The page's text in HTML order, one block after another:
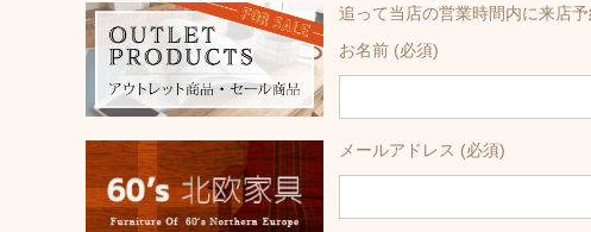
追って当店の営業時間内に来店
お名前 (必須)
メールアドレス (必須)